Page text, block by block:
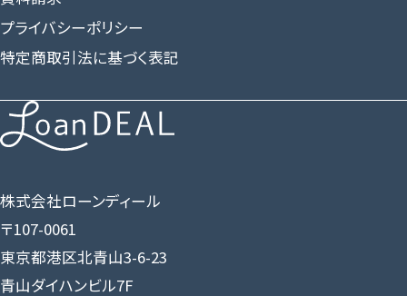
株式会社ローンディール
〒107-0061
東京都港区北青山3-6-23
青山ダイハンビル7F
プライバシーポリシー
特定商取引法に基づく表記